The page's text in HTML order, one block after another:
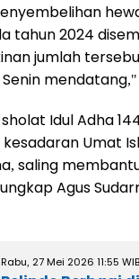
tahun 2024
jumlah
Idul Adha
Umat
saling
Agus
Rabu, 27 Mei 2026 11:55 WIB